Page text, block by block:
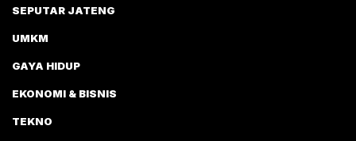
SEPUTAR JATENG
UMKM
GAYA HIDUP
EKONOMI & BISNIS
TEKNO